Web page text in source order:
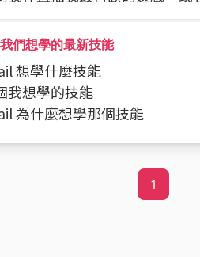
們想學的最新技能
想學什麼技能
我想學的技能
為什麼想學那個技能
1